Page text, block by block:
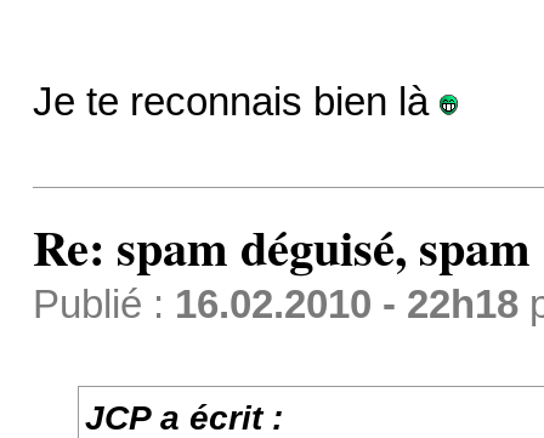
Je te reconnais bien là
Re: spam déguisé,
Publié : 16.02.2010 - 22h18
JCP a écrit :